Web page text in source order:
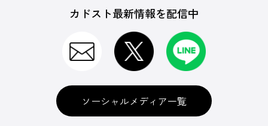
カドスト最新情報を配信中
ソーシャルメディア一覧